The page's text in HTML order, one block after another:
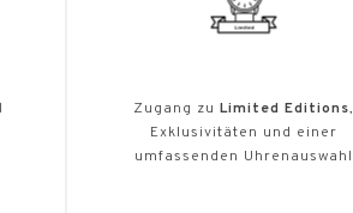
Zugang zu Limited Editions,
Exklusivitäten und einer
umfassenden Uhrenauswahl